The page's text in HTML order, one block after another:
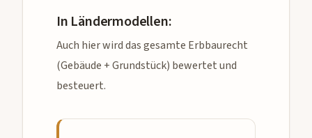
In Ländermodellen:
Auch hier wird das gesamte Erbbaurecht
(Gebäude + Grundstück) bewertet und
besteuert.